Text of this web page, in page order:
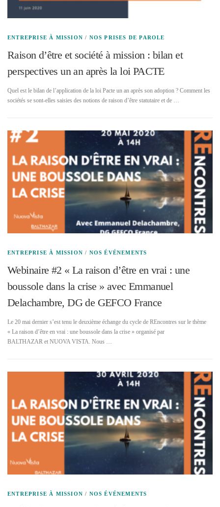
ENTREPRISE À MISSION / NOS PRISES DE PAROLE
Raison d’être et société à mission : bilan et
perspectives un an après la loi PACTE
Quel est le bilan de l’application de la loi Pacte un an après son adoption ? Comment les
sociétés se sont-elles saisies des notions de raison d’être statutaire et de …
ENTREPRISE À MISSION / NOS ÉVÉNEMENTS
Webinaire #2 « La raison d’être en vrai : une
boussole dans la crise » avec Emmanuel
Delachambre, DG de GEFCO France
Le 20 mai dernier s’est tenu le deuxième échange du cycle de REncontres sur le thème
« La raison d’être en vrai : une boussole dans la crise » organisé par
BALTHAZAR et NUOVA VISTA. Nous …
ENTREPRISE À MISSION / NOS ÉVÉNEMENTS